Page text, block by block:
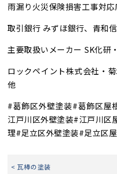
雨漏り火災保険損害工事対応
取引銀行 みずほ銀行、青和
主要取扱いメーカー SK化研
ロックペイント株式会社・
他
#葛飾区外壁塗装#葛飾区屋
江戸川区外壁塗装#江戸川区
理#足立区外壁塗装#足立区
< 瓦棒の塗装